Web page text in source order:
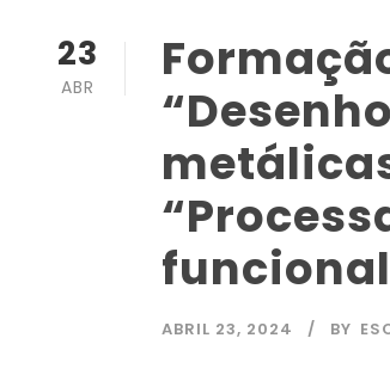
23
ABR
ABRIL 23, 2024 BY